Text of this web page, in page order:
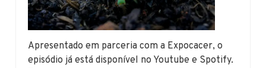
Apresentado em parceria com a Expocacer, o
episódio já está disponível no Youtube e Spotify.